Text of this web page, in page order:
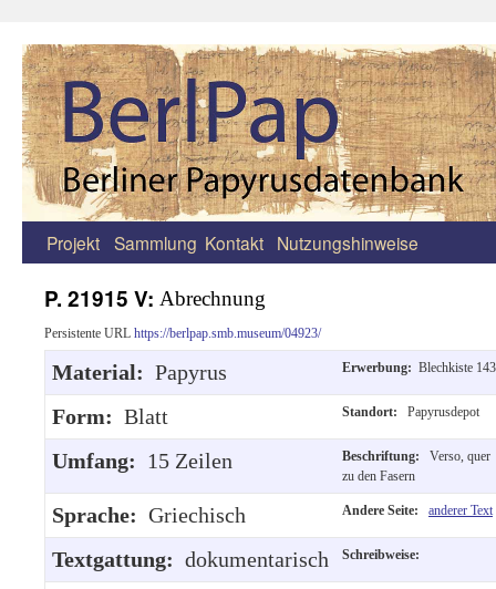
Zum
springen
Projekt Sammlung Kontakt Nutzungshinweise
P. 21915 V: Abrechnung
Persistente URL https://berlpap.smb.museum/04923/
Material: Papyrus Erwerbung: Blechkiste
Form: Blatt Standort: Papyrusdepot
Umfang: 15 Zeilen Beschriftung:
Verso, quer
zu den Fasern
Sprache: Griechisch Andere Seite: anderer Text
Textgattung: dokumentarisch Schreibweise: